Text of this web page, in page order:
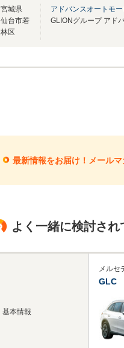
宮城県
仙台市若
林区
アドバンスオートモ
最新情報をお届け！メール
よく一緒に検討さ
基本情報
メルセ
GLC